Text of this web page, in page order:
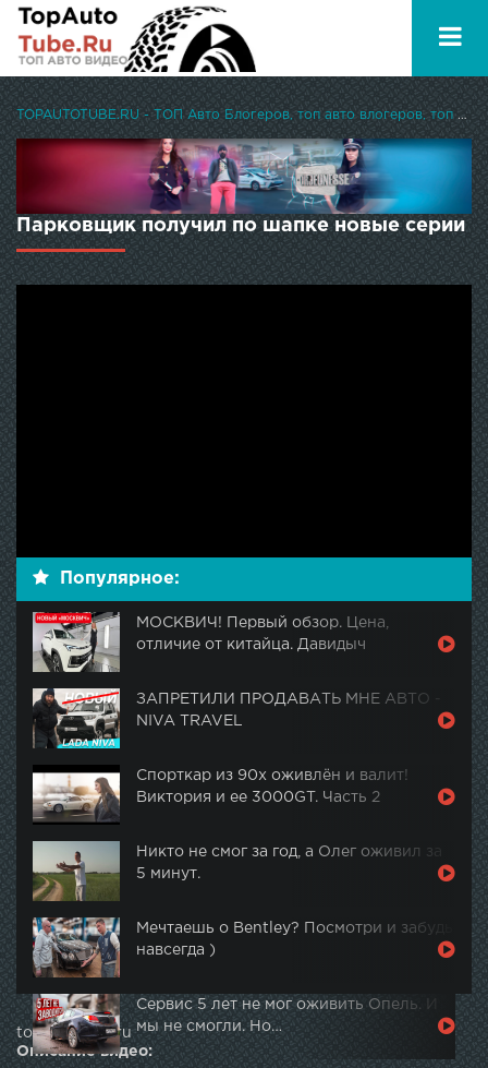
TOPAUTOTUBE.RU - ТОП Авто Блогеров, топ авто влогеров, топ авто ютуберов
Парковщик получил по шапке новые серии
Популярное:
МОСКВИЧ! Первый обзор. Цена,
отличие от китайца. Давидыч
ЗАПРЕТИЛИ ПРОДАВАТЬ МНЕ АВТО -
NIVA TRAVEL
Спорткар из 90х оживлён и валит!
Виктория и ее 3000GT. Часть 2
Никто не смог за год, а Олег оживил за
5 минут.
Мечтаешь о Bentley? Посмотри и забудь
навсегда )
Сервис 5 лет не мог оживить Опель. И
мы не смогли. Но…
topautotube.ru
Описание видео: